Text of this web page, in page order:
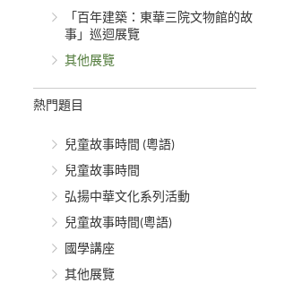
「百年建築：東華三院文物館的故
事」巡迴展覽
其他展覽
熱門題目
兒童故事時間 (粵語)
兒童故事時間
弘揚中華文化系列活動
兒童故事時間(粵語)
國學講座
其他展覽